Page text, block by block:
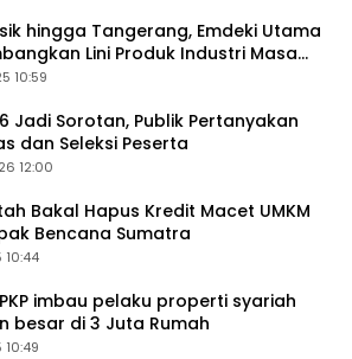
hingga Tangerang, Emdeki Utama
Lini Produk Industri Masa
10:59
Jadi Sorotan, Publik Pertanyakan
dan Seleksi Peserta
12:00
Bakal Hapus Kredit Macet UMKM
Bencana Sumatra
10:44
imbau pelaku properti syariah
besar di 3 Juta Rumah